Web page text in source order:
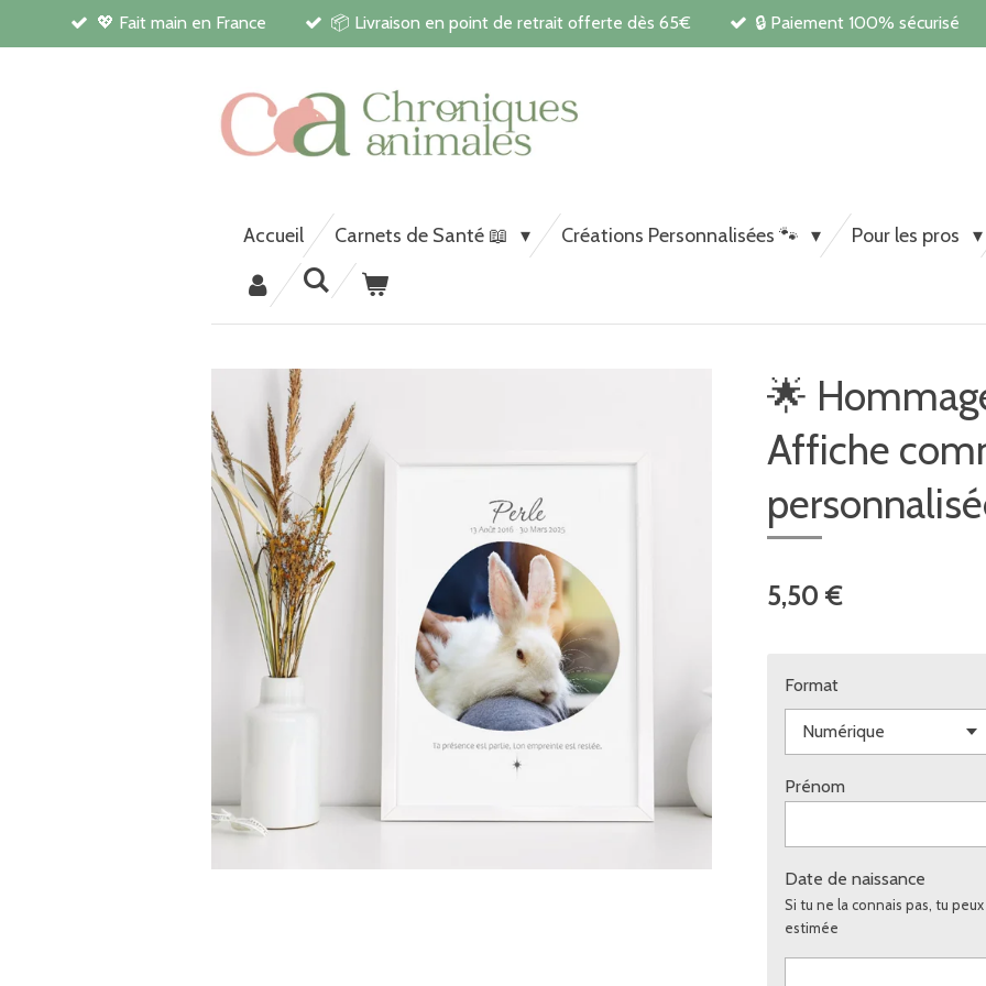
au
💖 Fait main en France 📦 Livraison en point de retrait offerte dès 65€ 🔒 Paiement 100% sécurisé
Accueil Carnets de Santé 📖 Créations Personnalisées 🐾 Pour les pros
🌟
Affiche
5,50 €
Format
Prénom
Date de naissance
Si tu ne la connais pas, tu
estimée